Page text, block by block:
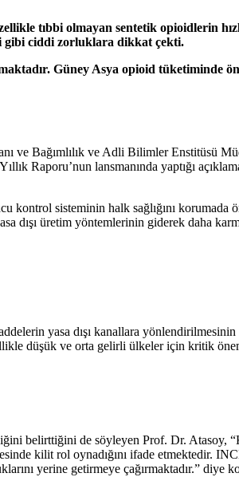
tıbbi olmayan sentetik opioidlerin hızla
gibi ciddi zorluklara dikkat çekti.
Güney Asya opioid tüketiminde
ve Bağımlılık ve Adli Bilimler Enstitüsü
Raporu’nun lansmanında yaptığı
kontrol sisteminin halk sağlığını
dışı üretim yöntemlerinin giderek daha
yasa dışı kanallara
düşük ve orta gelirli ülkeler için kritik
belirttiğini de söyleyen Prof. Dr. Atasoy,
kilit rol oynadığını ifade etmektedir.
yerine getirmeye çağırmaktadır.” diye